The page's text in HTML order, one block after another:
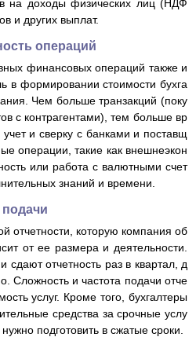
на доходы физических лиц (НДФ
и других выплат.
операций
финансовых операций также и
в формировании стоимости бухга
Чем больше транзакций (поку
с контрагентами), тем больше вр
и сверку с банками и поставщ
операции, такие как внешнеэкон
или работа с валютными счет
знаний и времени.
подачи
отчетности, которую компания об
от ее размера и деятельности.
сдают отчетность раз в квартал, д
Сложность и частота подачи отче
услуг. Кроме того, бухгалтеры
средства за срочные услу
нужно подготовить в сжатые сроки.